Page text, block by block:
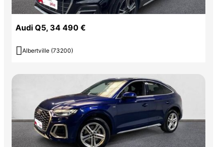
Audi Q5, 34 490 €
 Albertville (73200)